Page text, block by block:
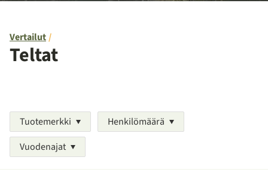
Vertailut
Teltat
Tuotemerkki
Henkilömäärä
Vuodenajat